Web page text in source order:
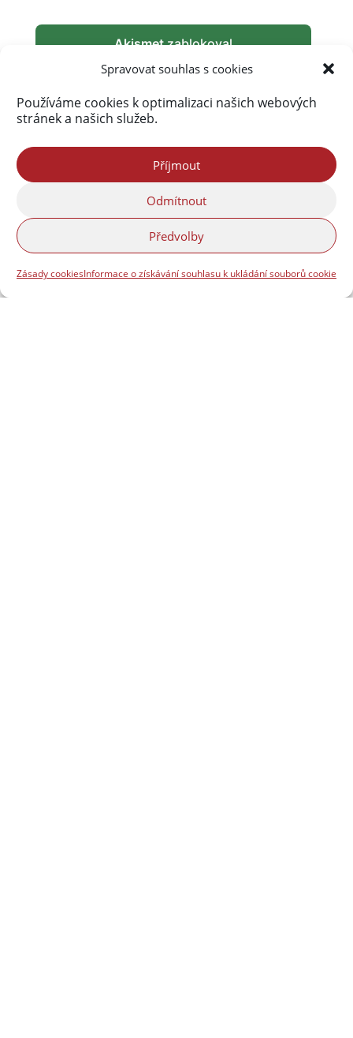
Spravovat souhlas s cookies
Používáme cookies k optimalizaci našich webových
stránek a našich služeb.
Příjmout
Odmítnout
Předvolby
Zásady cookiesInformace o získávání souhlasu k ukládání souborů cookie
Akismetzablokoval
290 073 spamů